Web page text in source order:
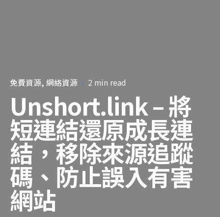
免費資源 網絡資源 2 min read
Unshort.link – 將
短連結還原成長連
結，移除來源追蹤
碼、防止誤入有害
網站